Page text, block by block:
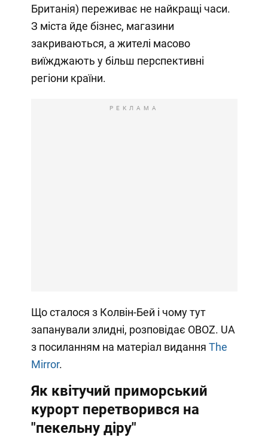
Британія) переживає не найкращі часи.
З міста йде бізнес, магазини
закриваються, а жителі масово
виїжджають у більш перспективні
регіони країни.
РЕКЛАМА
Що сталося з Колвін-Бей і чому тут
запанували злидні, розповідає OBOZ. UA
з посиланням на матеріал видання The
Mirror.
Як квітучий приморський
курорт перетворився на
"пекельну діру"